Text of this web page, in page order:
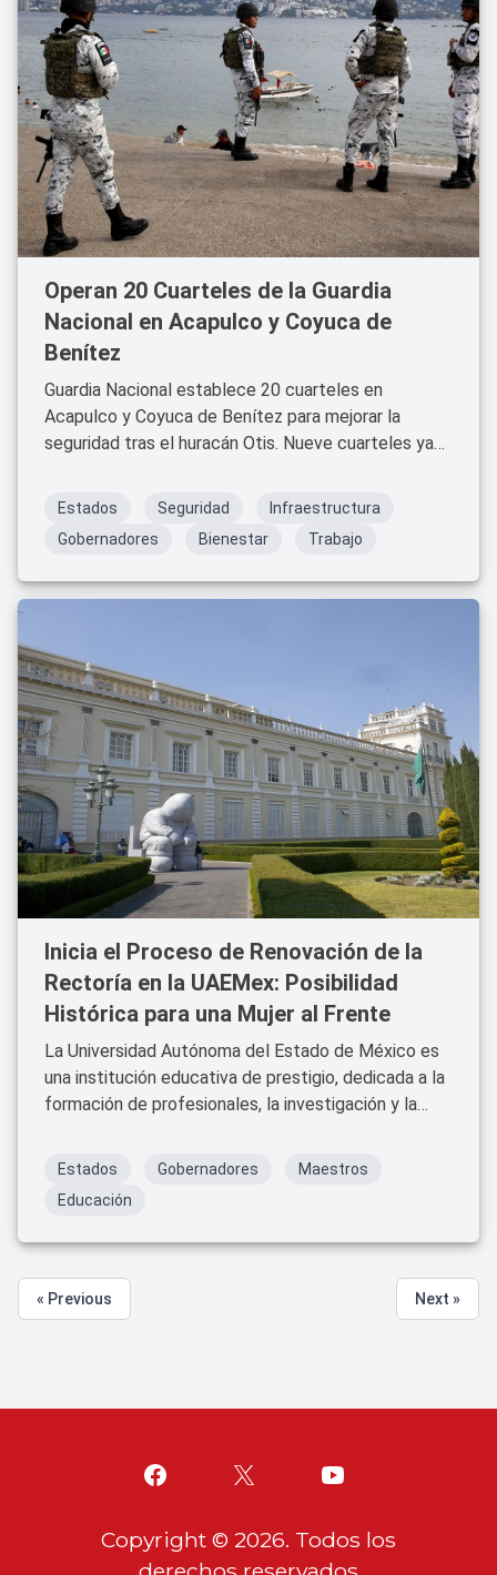
Operan 20 Cuarteles de la Guardia
Nacional en Acapulco y Coyuca de
Benítez
Guardia Nacional establece 20 cuarteles en
Acapulco y Coyuca de Benítez para mejorar la
seguridad tras el huracán Otis. Nueve cuarteles ya
Estados Seguridad
Infraestructura
Gobernadores
Bienestar Trabajo
Inicia el Proceso de Renovación de la
Rectoría en la UAEMex: Posibilidad
Histórica para una Mujer al Frente
La Universidad Autónoma del Estado de México es
una institución educativa de prestigio, dedicada a la
formación de profesionales, la investigación y la
Estados Gobernadores
Maestros
Educación
« Previous Next »
Copyright © 2026. Todos los